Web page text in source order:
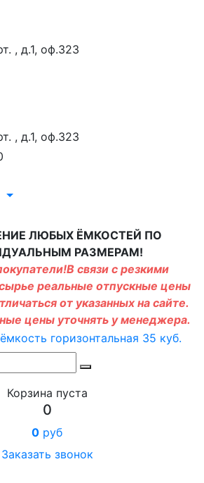
, д.1, оф.323
, д.1, оф.323
ЛЮБЫХ ЁМКОСТЕЙ ПО
РАЗМЕРАМ!
связи с резкими
реальные отпускные цены
от указанных на сайте.
цены уточнять у менеджера.
Корзина пуста
0
0 руб
Заказать звонок